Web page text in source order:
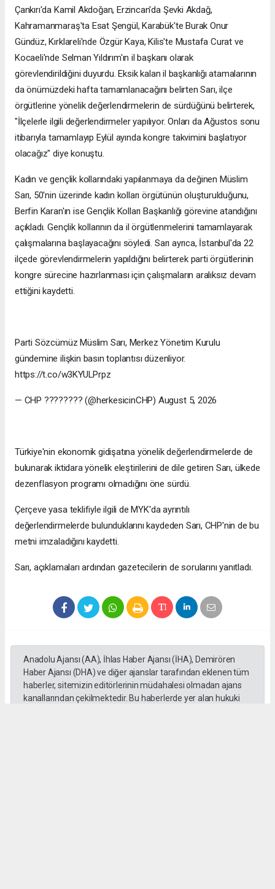
Çankırı'da Kamil Akdoğan, Erzincan'da Şevki Akdağ,
Kahramanmaraş'ta Esat Şengül, Karabük'te Burak Onur
Gündüz, Kırklareli'nde Özgür Kaya, Kilis'te Mustafa Curat ve
Kocaeli'nde Selman Yıldırım'ın il başkanı olarak
görevlendirildiğini duyurdu. Eksik kalan il başkanlığı atamalarının
da önümüzdeki hafta tamamlanacağını belirten Sarı, ilçe
örgütlerine yönelik değerlendirmelerin de sürdüğünü belirterek,
"İlçelerle ilgili değerlendirmeler yapılıyor. Onları da Ağustos sonu
itibarıyla tamamlayıp Eylül ayında kongre takvimini başlatıyor
olacağız" diye konuştu.
Kadın ve gençlik kollarındaki yapılanmaya da değinen Müslim
Sarı, 50'nin üzerinde kadın kolları örgütünün oluşturulduğunu,
Berfin Karan'ın ise Gençlik Kolları Başkanlığı görevine atandığını
açıkladı. Gençlik kollarının da il örgütlenmelerini tamamlayarak
çalışmalarına başlayacağını söyledi. Sarı ayrıca, İstanbul'da 22
ilçede görevlendirmelerin yapıldığını belirterek parti örgütlerinin
kongre sürecine hazırlanması için çalışmaların aralıksız devam
ettiğini kaydetti.
Parti Sözcümüz Müslim Sarı, Merkez Yönetim Kurulu
gündemine ilişkin basın toplantısı düzenliyor.
https://t.co/w3KYULPrpz
— CHP ???????? (@herkesicinCHP) August 5, 2026
Türkiye'nin ekonomik gidişatına yönelik değerlendirmelerde de
bulunarak iktidara yönelik eleştirilerini de dile getiren Sarı, ülkede
dezenflasyon programı olmadığını öne sürdü.
Çerçeve yasa teklifiyle ilgili de MYK'da ayrıntılı
değerlendirmelerde bulunduklarını kaydeden Sarı, CHP'nin de bu
metni imzaladığını kaydetti.
Sarı, açıklamaları ardından gazetecilerin de sorularını yanıtladı.
Anadolu Ajansı (AA), İhlas Haber Ajansı (İHA), Demirören
Haber Ajansı (DHA) ve diğer ajanslar tarafından eklenen tüm
haberler, sitemizin editörlerinin müdahalesi olmadan ajans
kanallarından çekilmektedir. Bu haberlerde yer alan hukuki